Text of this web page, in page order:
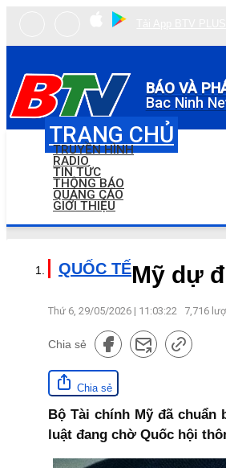
BÁO VÀ
Bac Ninh
TRANG CHỦ
TRUYỀN HÌNH
RADIO
TIN TỨC
THÔNG BÁO
QUẢNG CÁO
GIỚI THIỆU
QUỐC TẾMỹ dự
Thứ 6, 29/05/2026 | 11:03:22 7,716
Chia sẻ
Chia sẻ
Bộ Tài chính Mỹ đã
luật đang chờ Quốc hội